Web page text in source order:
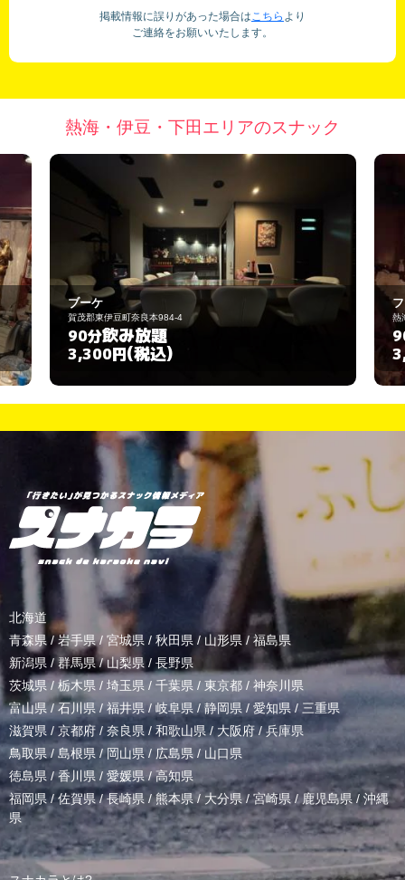
掲載情報に誤りがあった場合はこちら より
ご連絡をお願いいたします。
熱海・伊豆・下田エリアのスナック
フォンテーヌブロー
熱海市中央町15-4
90分飲み放題
3,000円
北海道
青森県 / 岩手県/ 宮城県 / 秋田県 / 山形県/ 福島県
新潟県 /群馬県/山梨県 / 長野県
茨城県 / 栃木県 / 埼玉県 / 千葉県 / 東京都 / 神奈川県
富山県 /石川県/福井県/岐阜県 / 静岡県 / 愛知県 / 三重県
滋賀県 / 京都府 / 奈良県 / 和歌山県/ 大阪府 /兵庫県
鳥取県/ 島根県 /岡山県/ 広島県 / 山口県
徳島県 /香川県 / 愛媛県/高知県
福岡県/佐賀県/長崎県 /熊本県/ 大分県/宮崎県 /鹿児島県 / 沖縄
県